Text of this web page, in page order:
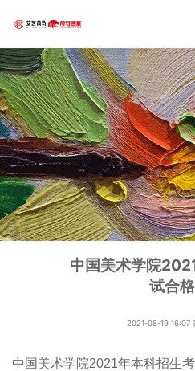
中国美术学院
试合
2021-08-19 16:07
中国美术学院2021年本科招生